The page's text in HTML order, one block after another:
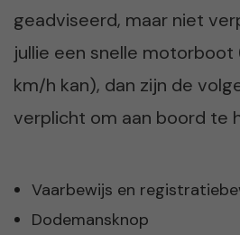
geadviseerd, maar niet
jullie een snelle motorboot
km/h kan), dan zijn de
verplicht om aan boord te
Vaarbewijs en
Dodemansknop